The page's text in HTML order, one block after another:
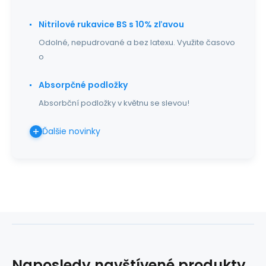
Nitrilové rukavice BS s 10% zľavou
Odolné, nepudrované a bez latexu. Využite časovo
o
Absorpčné podložky
Absorbční podložky v květnu se slevou!
Ďalšie novinky